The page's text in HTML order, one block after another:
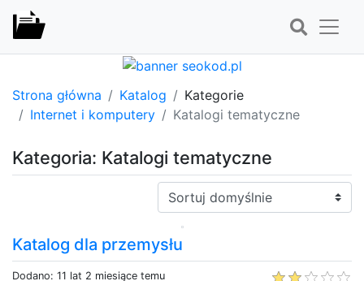
Strona główna Katalog
Kategorie
Internet i komputery
Katalogi tematyczne
Kategoria: Katalogi tematyczne
Sortuj:
Katalog dla przemysłu
Dodano: 11 lat 2 miesiące temu